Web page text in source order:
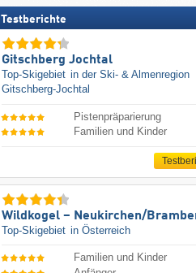
Testberichte
Gitschberg Jochtal
Top-Skigebiet in der Ski- & Almenregion
Gitschberg-Jochtal
Pistenpräparierung
Familien und Kinder
Wildkogel – Neukirchen/​
Top-Skigebiet in Österreich
Familien und Kinder